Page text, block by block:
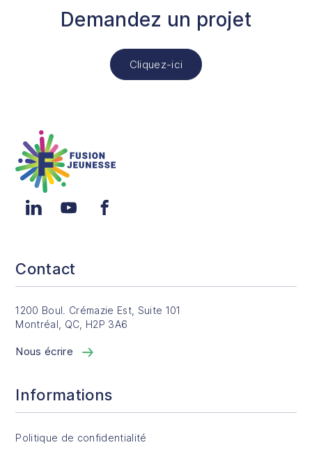
Demandez un projet
Cliquez-ici
Fusion Jeunesse
LinkedIn YouTube Facebook
Contact
1200 Boul. Crémazie Est, Suite 101
Montréal, QC, H2P 3A6
Nous écrire
Informations
Politique de confidentialité